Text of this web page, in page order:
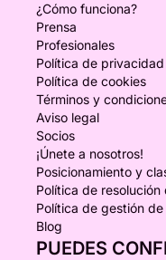
¿Cómo funciona?
Prensa
Profesionales
Política de privacidad
Política de cookies
Términos y
Aviso legal
Socios
¡Únete a nosotros!
Posicionamiento y
Política de
Política de gestión de
Blog
PUEDES